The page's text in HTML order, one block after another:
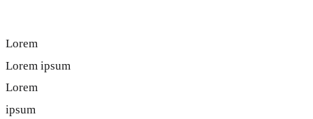
Lorem
Lorem ipsum
Lorem
ipsum